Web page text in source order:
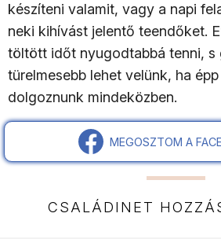
készíteni valamit, vagy a napi
neki kihívást jelentő teendőket.
töltött időt nyugodtabbá tenni, s
türelmesebb lehet velünk, ha
dolgoznunk mindeközben.
MEGOSZTOM A
CSALÁDINET